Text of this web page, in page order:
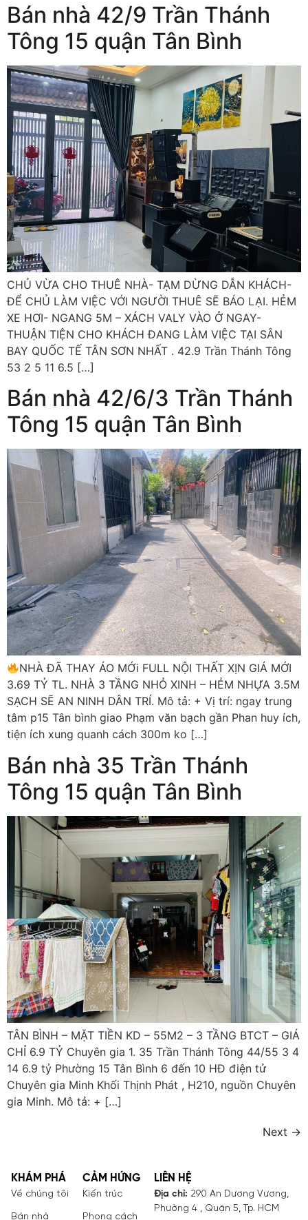
Bán nhà 42/9 Trần Thánh
Tông 15 quận Tân Bình
CHỦ VỪA CHO THUÊ NHÀ- TẠM DỪNG DẪN KHÁCH-
ĐỂ CHỦ LÀM VIỆC VỚI NGƯỜI THUÊ SẼ BÁO LẠI. HẺM
XE HƠI- NGANG 5M – XÁCH VALY VÀO Ở NGAY-
THUẬN TIỆN CHO KHÁCH ĐANG LÀM VIỆC TẠI SÂN
BAY QUỐC TẾ TÂN SƠN NHẤT . 42.9 Trần Thánh Tông
53 2 5 11 6.5 […]
Bán nhà 42/6/3 Trần Thánh
Tông 15 quận Tân Bình
NHÀ ĐÃ THAY ÁO MỚi FULL NỘI THẤT XỊN GIÁ MỚI
3.69 TỶ TL. NHÀ 3 TẦNG NHỎ XINH – HẺM NHỰA 3.5M
SẠCH SẼ AN NINH DÂN TRÍ. Mô tả: + Vị trí: ngay trung
tâm p15 Tân bình giao Phạm văn bạch gần Phan huy ích,
tiện ích xung quanh cách 300m ko […]
Bán nhà 35 Trần Thánh
Tông 15 quận Tân Bình
TÂN BÌNH – MẶT TIỀN KD – 55M2 – 3 TẦNG BTCT – GIÁ
CHỈ 6.9 TỶ Chuyên gia 1. 35 Trần Thánh Tông 44/55 3 4
14 6.9 tỷ Phường 15 Tân Bình 6 đến 10 HĐ điện tử
Chuyên gia Minh Khối Thịnh Phát , H210, nguồn Chuyên
gia Minh. Mô tả: + […]
Next →
KHÁM PHÁ
Về chúng tôi
Bán nhà
CẢM HỨNG
Kiến trúc
Phong cách
LIÊN HỆ
Địa chỉ: 290 An Dương Vương,
Phường 4 , Quận 5, Tp. HCM